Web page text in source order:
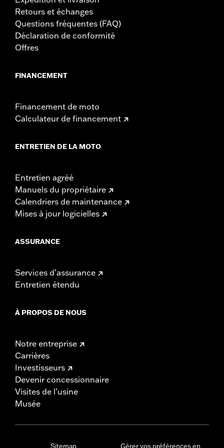
nouveau guidon, avant d'utiliser la moto, vérifiez que les
rétroviseurs offrent une vue dégagée vers l'arrière.
Retours et échanges
Questions fréquentes (FAQ)
Déclaration de conformité
Offres
FINANCEMENT
Financement de moto
Calculateur de financement
ENTRETIEN DE LA MOTO
Entretien agréé
Manuels du propriétaire
Calendriers de maintenance
Mises à jour logicielles
ASSURANCE
Services d’assurance
Entretien étendu
À PROPOS DE NOUS
Notre entreprise
Carrières
Investisseurs
Devenir concessionnaire
Visites de l’usine
Musée
Sitemap Gérer vos préférences en